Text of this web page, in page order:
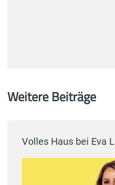
Weitere Beiträge
Volles Haus bei Eva